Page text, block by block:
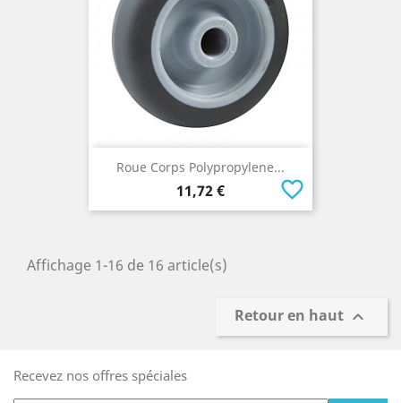
Roue Corps Polypropylene...
Prix
11,72 € favorite_border
Affichage 1-16 de 16 article(s)
Retour en haut 
Recevez nos offres spéciales